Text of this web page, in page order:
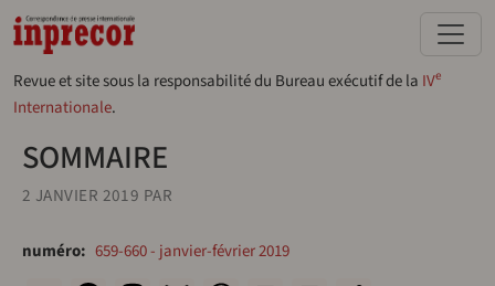
Aller au contenu principal
Revue et site sous la responsabilité du Bureau exécutif de la IVe
Internationale.
SOMMAIRE
2 JANVIER 2019 PAR
numéro 659-660 - janvier-février 2019